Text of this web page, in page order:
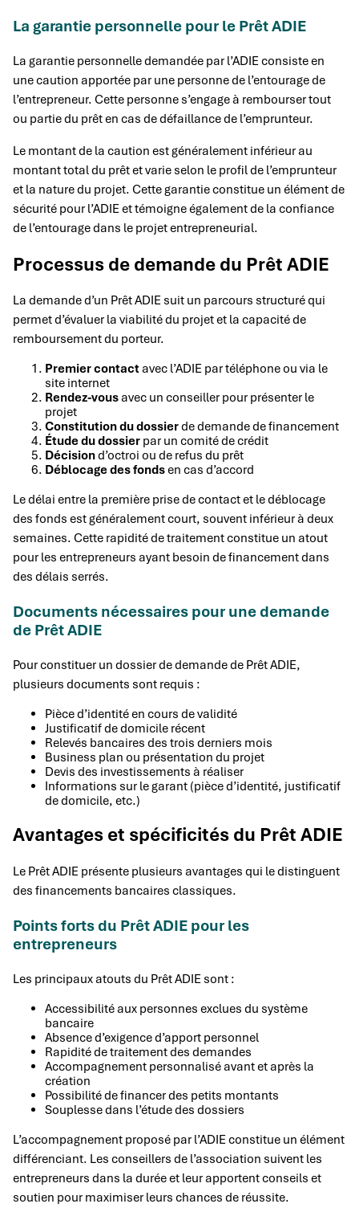
La garantie personnelle pour le Prêt ADIE
La garantie personnelle demandée par l’ADIE consiste en
une caution apportée par une personne de l’entourage de
l’entrepreneur. Cette personne s’engage à rembourser tout
ou partie du prêt en cas de défaillance de l’emprunteur.
Le montant de la caution est généralement inférieur au
montant total du prêt et varie selon le profil de l’emprunteur
et la nature du projet. Cette garantie constitue un élément de
sécurité pour l’ADIE et témoigne également de la confiance
de l’entourage dans le projet entrepreneurial.
Processus de demande du Prêt ADIE
La demande d’un Prêt ADIE suit un parcours structuré qui
permet d’évaluer la viabilité du projet et la capacité de
remboursement du porteur.
Premier contactavec l’ADIE par téléphone ou via le
site internet
Rendez-vousavec un conseiller pour présenter le
projet
Constitution du dossierde demande de financement
Étude du dossier par un comité de crédit
Décisiond’octroi ou de refus du prêt
Déblocage des fondsen cas d’accord
Le délai entre la première prise de contact et le déblocage
des fonds est généralement court, souvent inférieur à deux
semaines. Cette rapidité de traitement constitue un atout
pour les entrepreneurs ayant besoin de financement dans
des délais serrés.
Documents nécessaires pour une demande
de Prêt ADIE
Pour constituer un dossier de demande de Prêt ADIE,
plusieurs documents sont requis :
Pièce d’identité en cours de validité
Justificatif de domicile récent
Relevés bancaires des trois derniers mois
Business plan ou présentation du projet
Devis des investissements à réaliser
Informations sur le garant (pièce d’identité, justificatif
de domicile, etc.)
Avantages et spécificités du Prêt ADIE
Le Prêt ADIE présente plusieurs avantages qui le distinguent
des financements bancaires classiques.
Points forts du Prêt ADIE pour les
entrepreneurs
Les principaux atouts du Prêt ADIE sont :
Accessibilité aux personnes exclues du système
bancaire
Absence d’exigence d’apport personnel
Rapidité de traitement des demandes
Accompagnement personnalisé avant et après la
création
Possibilité de financer des petits montants
Souplesse dans l’étude des dossiers
L’accompagnement proposé par l’ADIE constitue un élément
différenciant. Les conseillers de l’association suivent les
entrepreneurs dans la durée et leur apportent conseils et
soutien pour maximiser leurs chances de réussite.